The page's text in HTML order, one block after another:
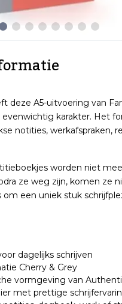
deze A5-uitvoering van
karakter. Het
notities, werkafspraken,
worden niet
ze weg zijn, komen ze
om een uniek stuk
dagelijks schrijven
Cherry & Grey
vormgeving van
met prettige